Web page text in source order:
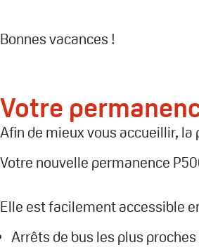
Bonnes vacances !
Votre
Afin de mieux vous accueillir, la
Votre nouvelle permanence
Elle est facilement accessible
Arrêts de bus les plus proches